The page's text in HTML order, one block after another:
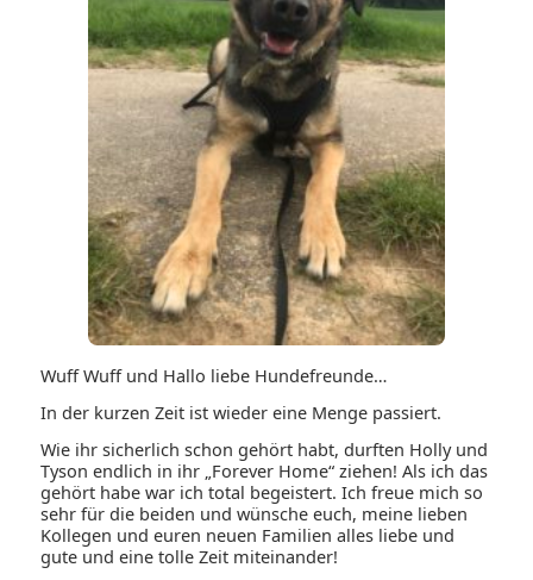
Wuff Wuff und Hallo liebe Hundefreunde…
In der kurzen Zeit ist wieder eine Menge passiert.
Wie ihr sicherlich schon gehört habt, durften Holly und
Tyson endlich in ihr „Forever Home“ ziehen! Als ich das
gehört habe war ich total begeistert. Ich freue mich so
sehr für die beiden und wünsche euch, meine lieben
Kollegen und euren neuen Familien alles liebe und
gute und eine tolle Zeit miteinander!